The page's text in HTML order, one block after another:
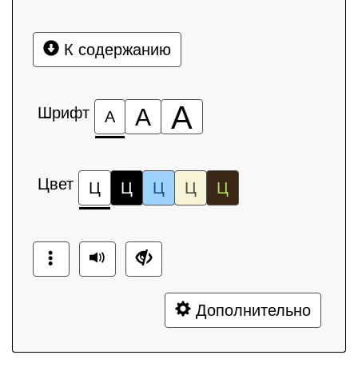
К содержанию
Шрифт А А А
Цвет Ц Ц Ц Ц Ц
Дополнительно